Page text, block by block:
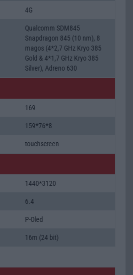
4G
Qualcomm SDM845
Snapdragon 845 (10 nm), 8
magos (4*2,7 GHz Kryo 385
Gold & 4*1,7 GHz Kryo 385
Silver), Adreno 630
169
159*76*8
touchscreen
1440*3120
6.4
P-Oled
16m (24 bit)